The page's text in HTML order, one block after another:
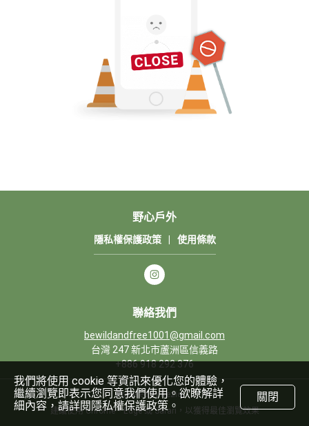
野心戶外
隱私權保護政策 使用條款
聯絡我們
bewildandfree1001@gmail.com
台灣 247 新北市蘆洲區信義路
+886 918 292 376
Powered by Rezio
建議使用 Chrome、Edge 或 Safari，以獲得最佳瀏覽效果
我們將使用 cookie 等資訊來優化您的體驗，
繼續瀏覽即表示您同意我們使用。欲瞭解詳
細內容，請詳閱隱私權保護政策。
關閉